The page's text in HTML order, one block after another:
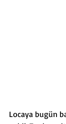
Locaya bugün